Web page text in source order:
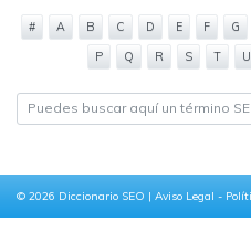
# A B C D E F G
P
Q R S T U
© 2026 Diccionario SEO | Aviso Legal -